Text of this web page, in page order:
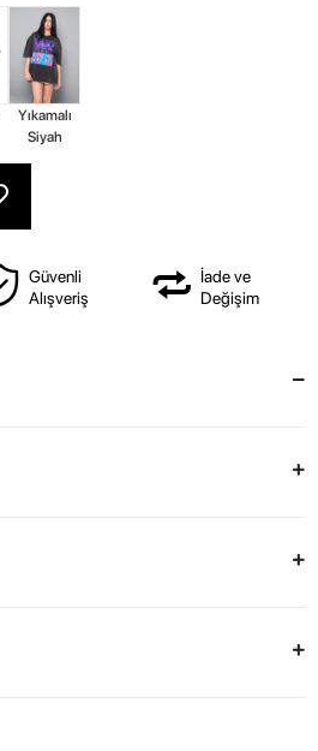
Yıkamalı
Siyah
Güvenli
Alışveriş
İade ve
Değişim